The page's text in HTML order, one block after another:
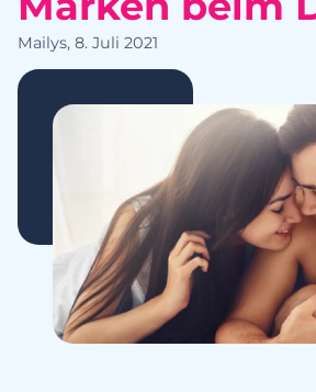
Mailys, 8. Juli 2021